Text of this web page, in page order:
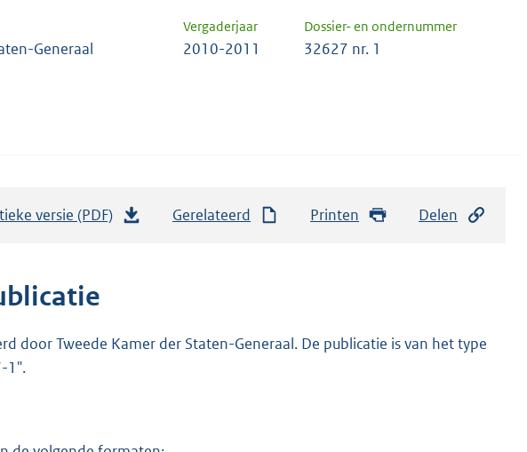
Vergaderjaar Dossier- en ondernummer
Generaal 2010-2011 32627 nr. 1
versie (PDF)
n
Gerelateerd Printen Delen
door Tweede Kamer der Staten-Generaal. De publicatie is van het type
1".